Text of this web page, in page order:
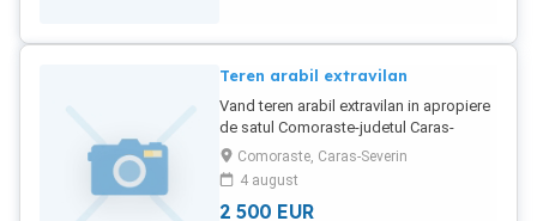
Teren arabil extravilan
Vand teren arabil extravilan in apropiere
de satul Comoraste-judetul Caras-
Severin. 1 parcela-cu suprafata de 6300
m -aceasta se afla la marginea satului.
Mai multe detalii, atat despre suprafete
cat si legate de pret se pot primi la
Comoraste, Caras-Severin
4 august
2 500 EUR